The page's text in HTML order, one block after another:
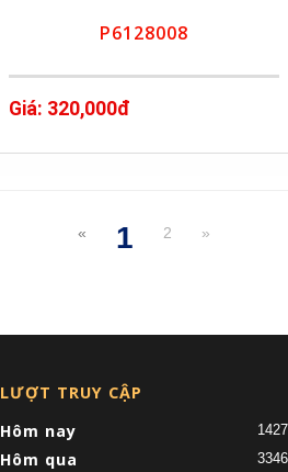
P6128008
Giá: 320,000đ
«
1
2 »
LƯỢT TRUY CẬP
Hôm nay
1427
Hôm qua 3346